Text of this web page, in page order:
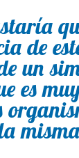
de
un
es